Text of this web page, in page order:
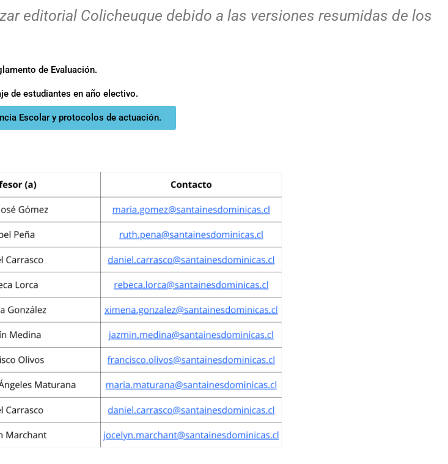
editorial Colicheuque debido a las versiones resumidas de los
de Evaluación.
de estudiantes en año electivo.
Escolar y protocolos de actuación.